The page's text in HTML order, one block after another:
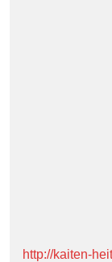
http://kaiten-